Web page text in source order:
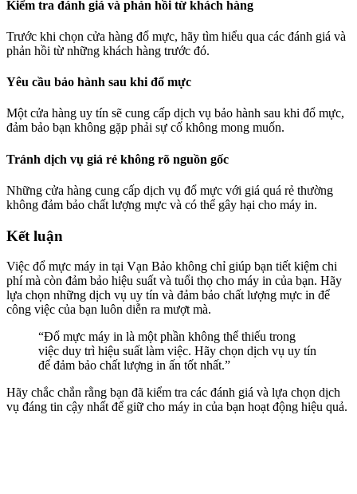
Kiểm tra đánh giá và phản hồi từ khách hàng
Trước khi chọn cửa hàng đổ mực, hãy tìm hiểu qua các đánh giá và
phản hồi từ những khách hàng trước đó.
Yêu cầu bảo hành sau khi đổ mực
Một cửa hàng uy tín sẽ cung cấp dịch vụ bảo hành sau khi đổ mực,
đảm bảo bạn không gặp phải sự cố không mong muốn.
Tránh dịch vụ giá rẻ không rõ nguồn gốc
Những cửa hàng cung cấp dịch vụ đổ mực với giá quá rẻ thường
không đảm bảo chất lượng mực và có thể gây hại cho máy in.
Kết luận
Việc đổ mực máy in tại Vạn Bảo không chỉ giúp bạn tiết kiệm chi
phí mà còn đảm bảo hiệu suất và tuổi thọ cho máy in của bạn. Hãy
lựa chọn những dịch vụ uy tín và đảm bảo chất lượng mực in để
công việc của bạn luôn diễn ra mượt mà.
“Đổ mực máy in là một phần không thể thiếu trong
việc duy trì hiệu suất làm việc. Hãy chọn dịch vụ uy tín
để đảm bảo chất lượng in ấn tốt nhất.”
Hãy chắc chắn rằng bạn đã kiểm tra các đánh giá và lựa chọn dịch
vụ đáng tin cậy nhất để giữ cho máy in của bạn hoạt động hiệu quả.